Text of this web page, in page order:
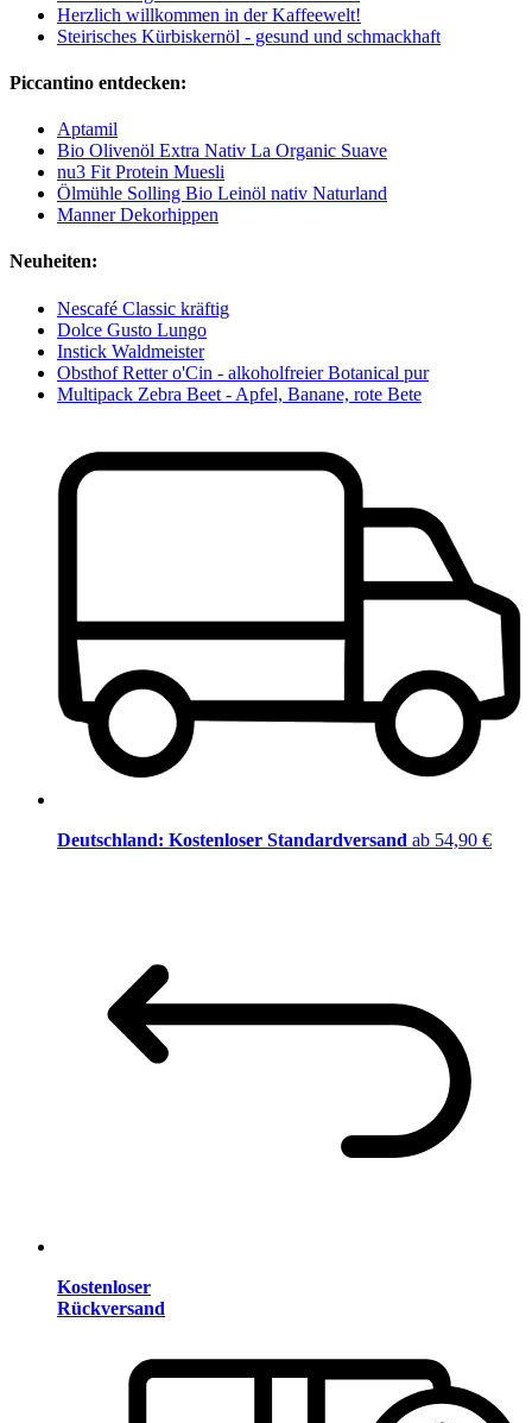
Herzlich willkommen in der Kaffeewelt!
Steirisches Kürbiskernöl - gesund und schmackhaft
Piccantino entdecken:
Aptamil
Bio Olivenöl Extra Nativ La Organic Suave
nu3 Fit Protein Muesli
Ölmühle Solling Bio Leinöl nativ Naturland
Manner Dekorhippen
Neuheiten:
Nescafé Classic kräftig
Dolce Gusto Lungo
Instick Waldmeister
Obsthof Retter o'Cin - alkoholfreier Botanical pur
Multipack Zebra Beet - Apfel, Banane, rote Bete
Deutschland: Kostenloser Standardversand ab 54,90 €
Kostenloser
Rückversand